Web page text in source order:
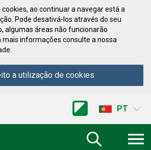
ao continuar a navegar está a
Pode desativá-los através do seu
algumas áreas não funcionarão
informações consulte a nossa
a utilização de cookies
PT